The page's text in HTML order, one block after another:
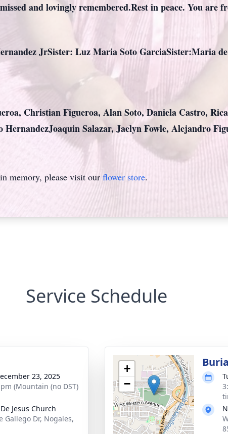
and lovingly remembered.Rest in peace. You are
JrSister: Luz Maria Soto GarciaSister:Maria de
Christian Figueroa, Alan Soto, Daniela Castro,
Salazar, Jaelyn Fowle, Alejandro
in memory, please visit our flower store.
Service Schedule
23, 2025
(Mountain (no DST)
Jesus Church
Gallego Dr, Nogales,
+
−